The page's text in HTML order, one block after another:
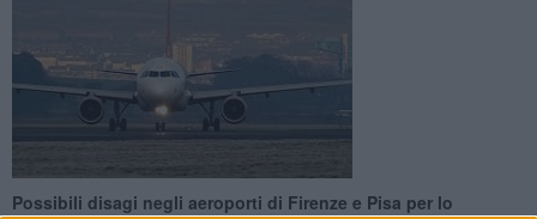
Possibili disagi negli aeroporti di Firenze e Pisa per lo